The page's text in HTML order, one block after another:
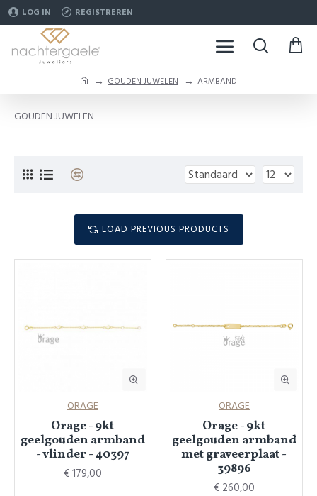
LOG IN REGISTREREN
GOUDEN JUWELEN ARMBAND
GOUDEN JUWELEN
LOAD PREVIOUS PRODUCTS
ORAGE
Orage - 9kt
geelgouden armband
- vlinder - 40397
€ 179,00
ORAGE
Orage - 9kt
geelgouden armband
met graveerplaat -
39896
€ 260,00